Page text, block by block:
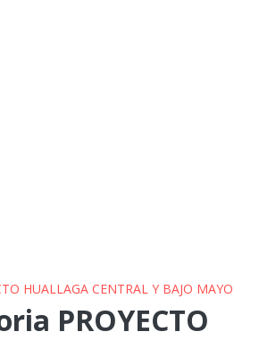
HUALLAGA CENTRAL Y BAJO MAYO
PROYECTO